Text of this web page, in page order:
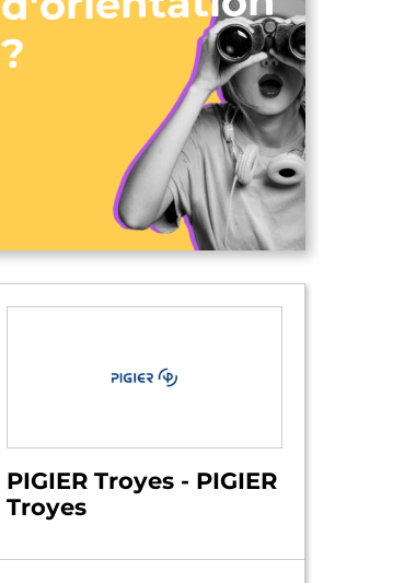
?
PIGIER Troyes - PIGIER
Troyes